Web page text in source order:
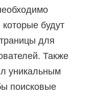
будут
для
Также
уникальным
поисковые